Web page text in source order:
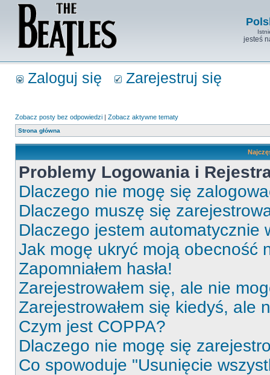
jesteś
Zaloguj się Zarejestruj się
Zobacz posty bez odpowiedzi | Zobacz aktywne tematy
Strona główna
Problemy Logowania i
Dlaczego nie mogę się
Dlaczego muszę się
Dlaczego jestem automatycznie
Jak mogę ukryć moją obecność
Zapomniałem hasła!
Zarejestrowałem się, ale nie
Zarejestrowałem się kiedyś, ale
Czym jest COPPA?
Dlaczego nie mogę się
Co spowoduje "Usunięcie